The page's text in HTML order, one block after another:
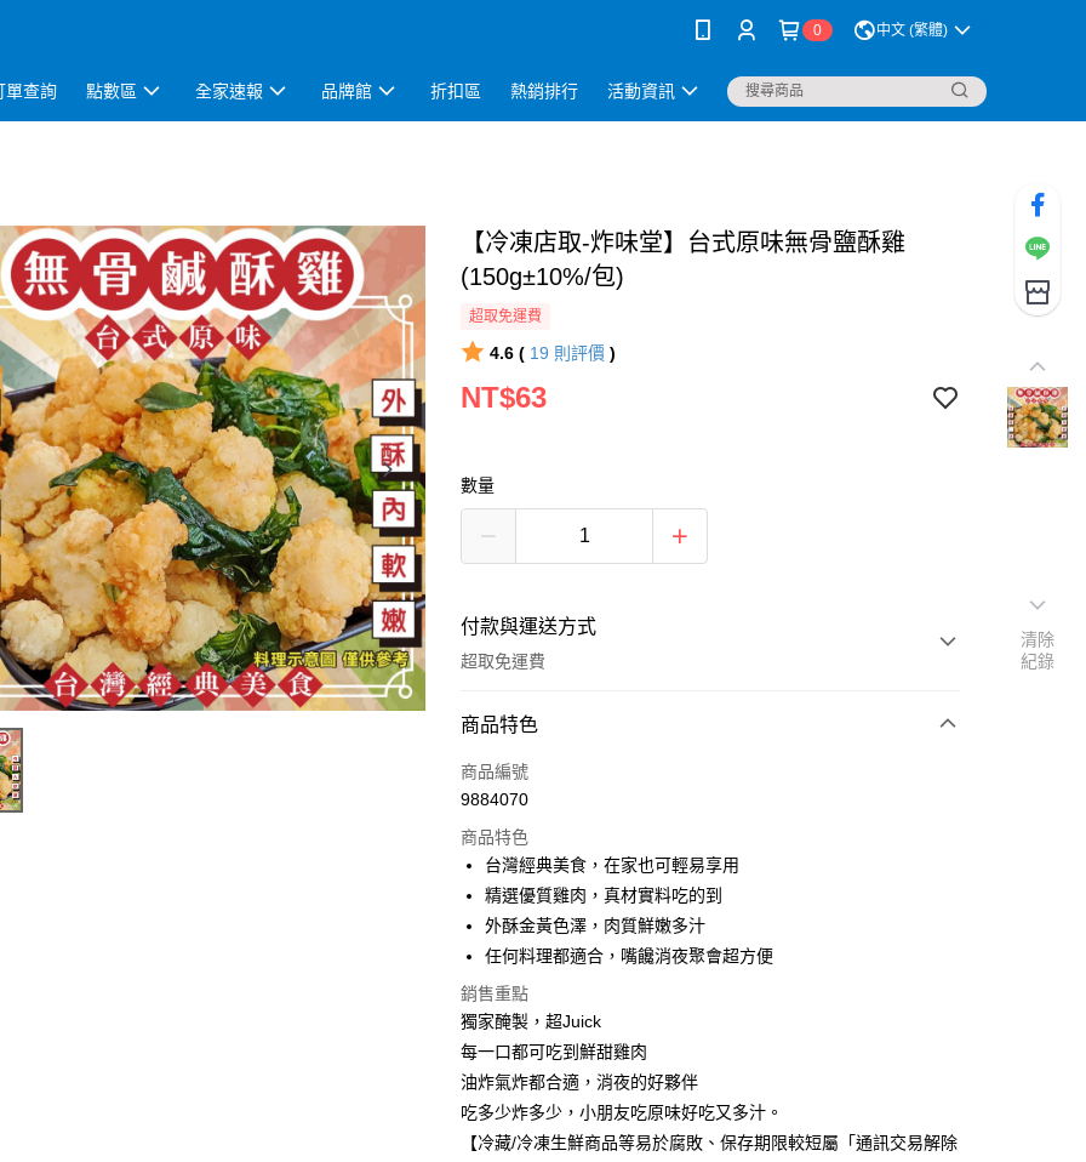
0 中文 (繁體)
單查詢 點數區 全家速報 品牌館 折扣區 熱銷排行 活動資訊
【冷凍店取-炸味堂】台式原味無骨鹽酥雞
(150g±10%/包)
超取免運費
4.6 ( 19 則評價 )
NT$63
數量
付款與運送方式
超取免運費
付款方式
全家線上支付
運送方式
冷凍-全家取貨付款
免運費
冷凍-付款後全家取貨
免運費
商品特色
商品編號
9884070
商品特色
台灣經典美食，在家也可輕易享用
精選優質雞肉，真材實料吃的到
外酥金黃色澤，肉質鮮嫩多汁
任何料理都適合，嘴饞消夜聚會超方便
銷售重點
獨家醃製，超Juick
每一口都可吃到鮮甜雞肉
油炸氣炸都合適，消夜的好夥伴
吃多少炸多少，小朋友吃原味好吃又多汁。
【冷藏/冷凍生鮮商品等易於腐敗、保存期限較短屬「通訊交易解除
清除
紀錄